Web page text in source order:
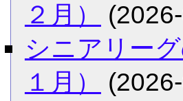
２月）
シニアリー
１月）